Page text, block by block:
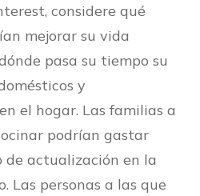
considere qué
mejorar su vida
pasa su tiempo su
y
el hogar. Las familias a
podrían gastar
de actualización en la
Las personas a las que